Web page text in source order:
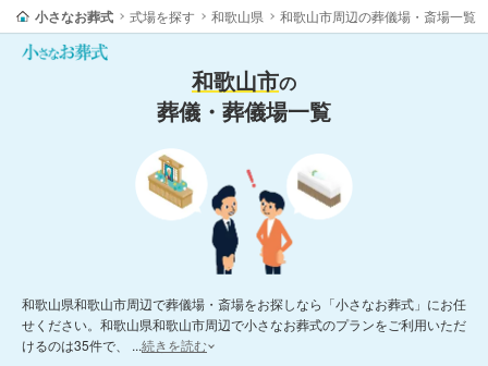
小さなお葬式 式場を探す 和歌山県 和歌山市周辺の葬儀場・斎場一覧
和歌山市の
葬儀・葬儀場一覧
和歌山県和歌山市周辺で葬儀場・斎場をお探しなら「小さなお葬式」にお任
せください。和歌山県和歌山市周辺で小さなお葬式のプランをご利用いただ
けるのは35件で、 ...続きを読む